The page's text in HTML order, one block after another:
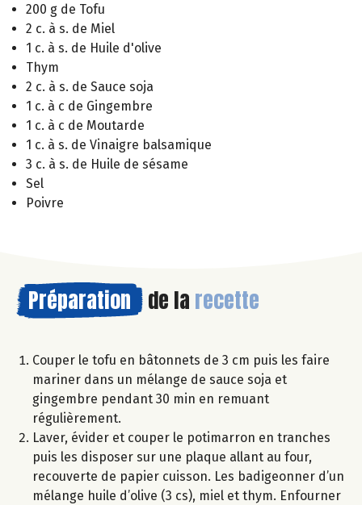
200 g de Tofu
2 c. à s. de Miel
1 c. à s. de Huile d'olive
Thym
2 c. à s. de Sauce soja
1 c. à c de Gingembre
1 c. à c de Moutarde
1 c. à s. de Vinaigre balsamique
3 c. à s. de Huile de sésame
Sel
Poivre
Préparation de la recette
Couper le tofu en bâtonnets de 3 cm puis les faire
mariner dans un mélange de sauce soja et
gingembre pendant 30 min en remuant
régulièrement.
Laver, évider et couper le potimarron en tranches
puis les disposer sur une plaque allant au four,
recouverte de papier cuisson. Les badigeonner d’un
mélange huile d’olive (3 cs), miel et thym. Enfourner